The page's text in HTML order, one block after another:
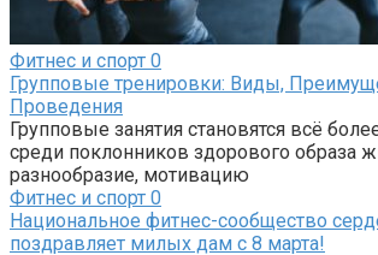
Фитнес и спорт 0
Групповые тренировки: Виды,
Проведения
Групповые занятия становятся всё
среди поклонников здорового образа
разнообразие, мотивацию
Фитнес и спорт 0
Национальное фитнес-сообщество
поздравляет милых дам с 8 марта!